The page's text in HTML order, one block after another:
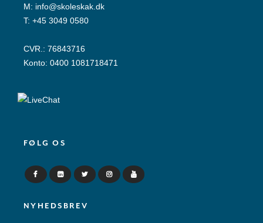
M: info@skoleskak.dk
T: +45 3049 0580
CVR.: 76843716
Konto: 0400 1081718471
FØLG OS
NYHEDSBREV